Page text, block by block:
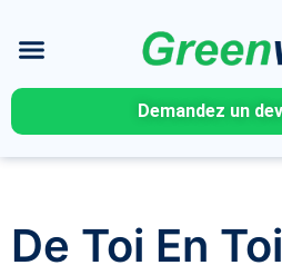
Demandez un
De Toi En